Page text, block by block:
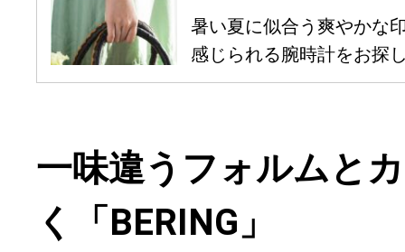
暑い夏に似合う爽やかな
感じられる腕時計をお探
一味違うフォルムと
く「BERING」